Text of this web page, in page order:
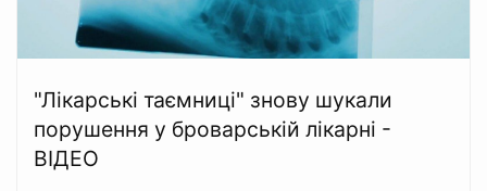
"Лікарські таємниці" знову шукали
порушення у броварській лікарні -
ВІДЕО